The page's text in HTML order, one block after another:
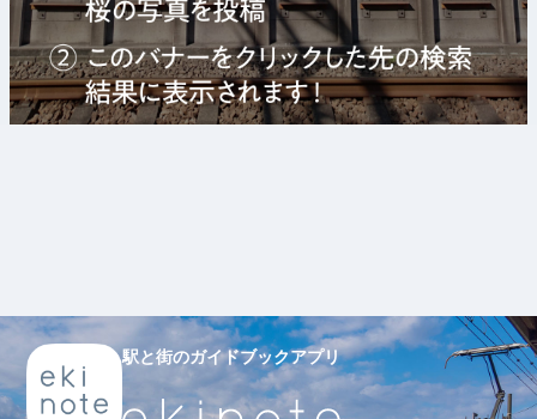
駅と街のガイドブックアプリ